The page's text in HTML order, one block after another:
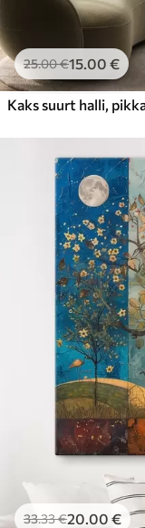
25.00€15.00 €
33.33€20.00 €